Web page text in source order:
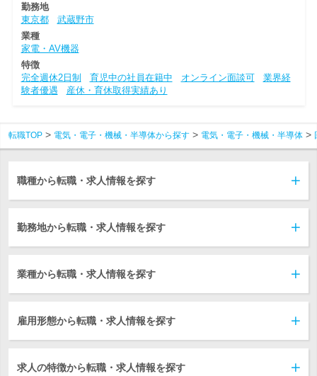
勤務地
東京都
武蔵野市
業種
家電・AV機器
特徴
完全週休2日制
育児中の社員在籍中 オンライン面談可
業界経
験者優遇
産休・育休取得実績あり
転職TOP 電気・電子・機械・半導体から探す 電気・電子・機械・半導体
職種から転職・求人情報を探す
勤務地から転職・求人情報を探す
業種から転職・求人情報を探す
雇用形態から転職・求人情報を探す
求人の特徴から転職・求人情報を探す